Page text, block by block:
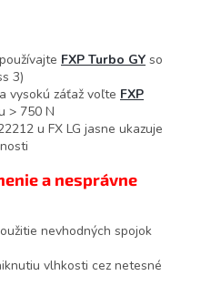
FXP Turbo GY so
3)
vysokú záťaž voľte FXP
> 750 N
u FX LG jasne ukazuje
a nesprávne
nevhodných spojok
vlhkosti cez netesné